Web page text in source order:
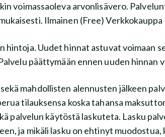
voimassaoleva arvonlisävero.
Ilmainen (Free)
hintoja. Uudet hinnat astuvat voimaan
päättymään ennen uuden hinnan
mahdollisten alennusten jälkeen
tilauksensa koska tahansa
palvelun käytöstä laskuteta. Lasku
ja mikäli lasku on ehtinyt